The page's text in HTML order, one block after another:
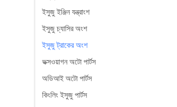
ইসুজু ইঞ্জিন যন্ত্রাংশ
ইসুজু চ্যাসির অংশ
ইসুজু ট্রাকের অংশ
ভক্সওয়াগন অটো পার্টস
অডিআই অটো পার্টস
কিংলিং ইসুজু পার্টস